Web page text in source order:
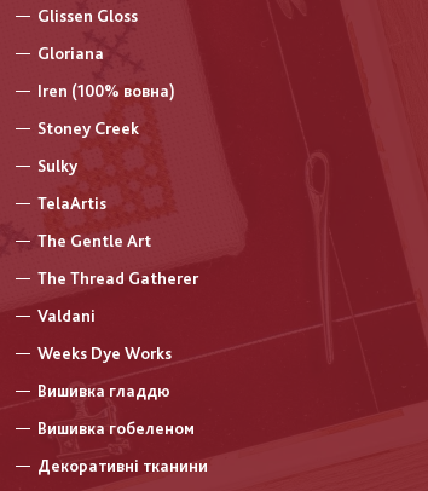
Glissen Gloss
Gloriana
Iren (100% вовна)
Stoney Creek
Sulky
TelaArtis
The Gentle Art
The Thread Gatherer
Valdani
Weeks Dye Works
Вишивка гладдю
Вишивка гобеленом
Декоративні тканини